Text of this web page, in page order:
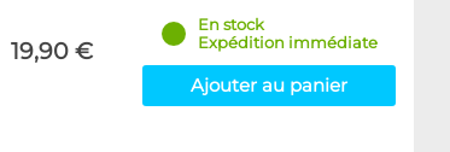
19,90 €
En stock
Expédition immédiate
Ajouter au panier